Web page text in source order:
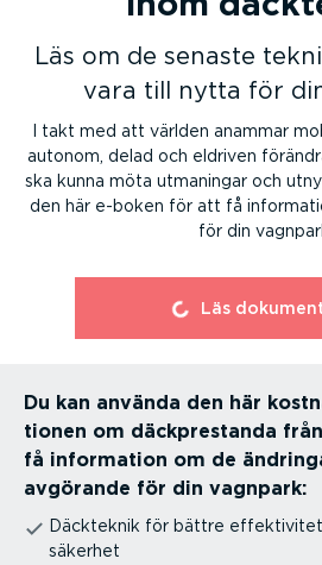
Läs om de senaste
vara till nytta för
I takt med att världen anammar
autonom, delad och eldriven
ska kunna möta utmaningar och
den här e-boken för att få
för din
⁠Läs
Du kan använda den här
tionen om däckpre­standa
få information om de
avgörande för din vagnpark:
Däckteknik för bättre
säkerhet